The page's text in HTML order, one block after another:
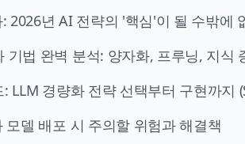
2026년 AI 전략의 '핵심'이 될 수밖에
기법 완벽 분석: 양자화, 프루닝, 지식
: LLM 경량화 전략 선택부터 구현까지
모델 배포 시 주의할 위험과 해결책